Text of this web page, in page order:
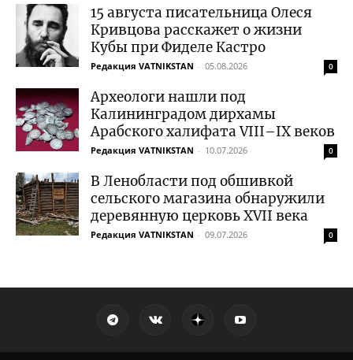
15 августа писательница Олеся
Кривцова расскажет о жизни
Кубы при Фиделе Кастро
Редакция VATNIKSTAN - 05.08.2026 0
Археологи нашли под
Калининградом дирхамы
Арабского халифата VIII–IX веков
Редакция VATNIKSTAN - 10.07.2026 0
В Ленобласти под обшивкой
сельского магазина обнаружили
деревянную церковь XVII века
Редакция VATNIKSTAN - 09.07.2026 0